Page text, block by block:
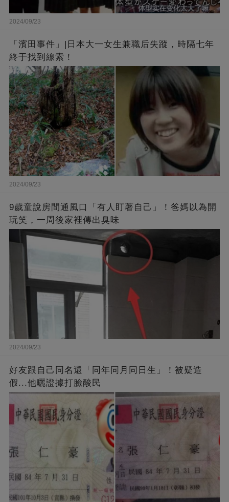
2024/09/23
「濱田事件」|日本大一女生兼職后失蹤，時隔七年
終于找到線索！
2024/09/23
9歲童說房間通風口「有人盯著自己」！爸媽以為開
玩笑，一周後家裡傳出臭味
2024/09/23
好友跟自己同名還「同年同月同日生」！被疑造
假...他曬證據打臉酸民